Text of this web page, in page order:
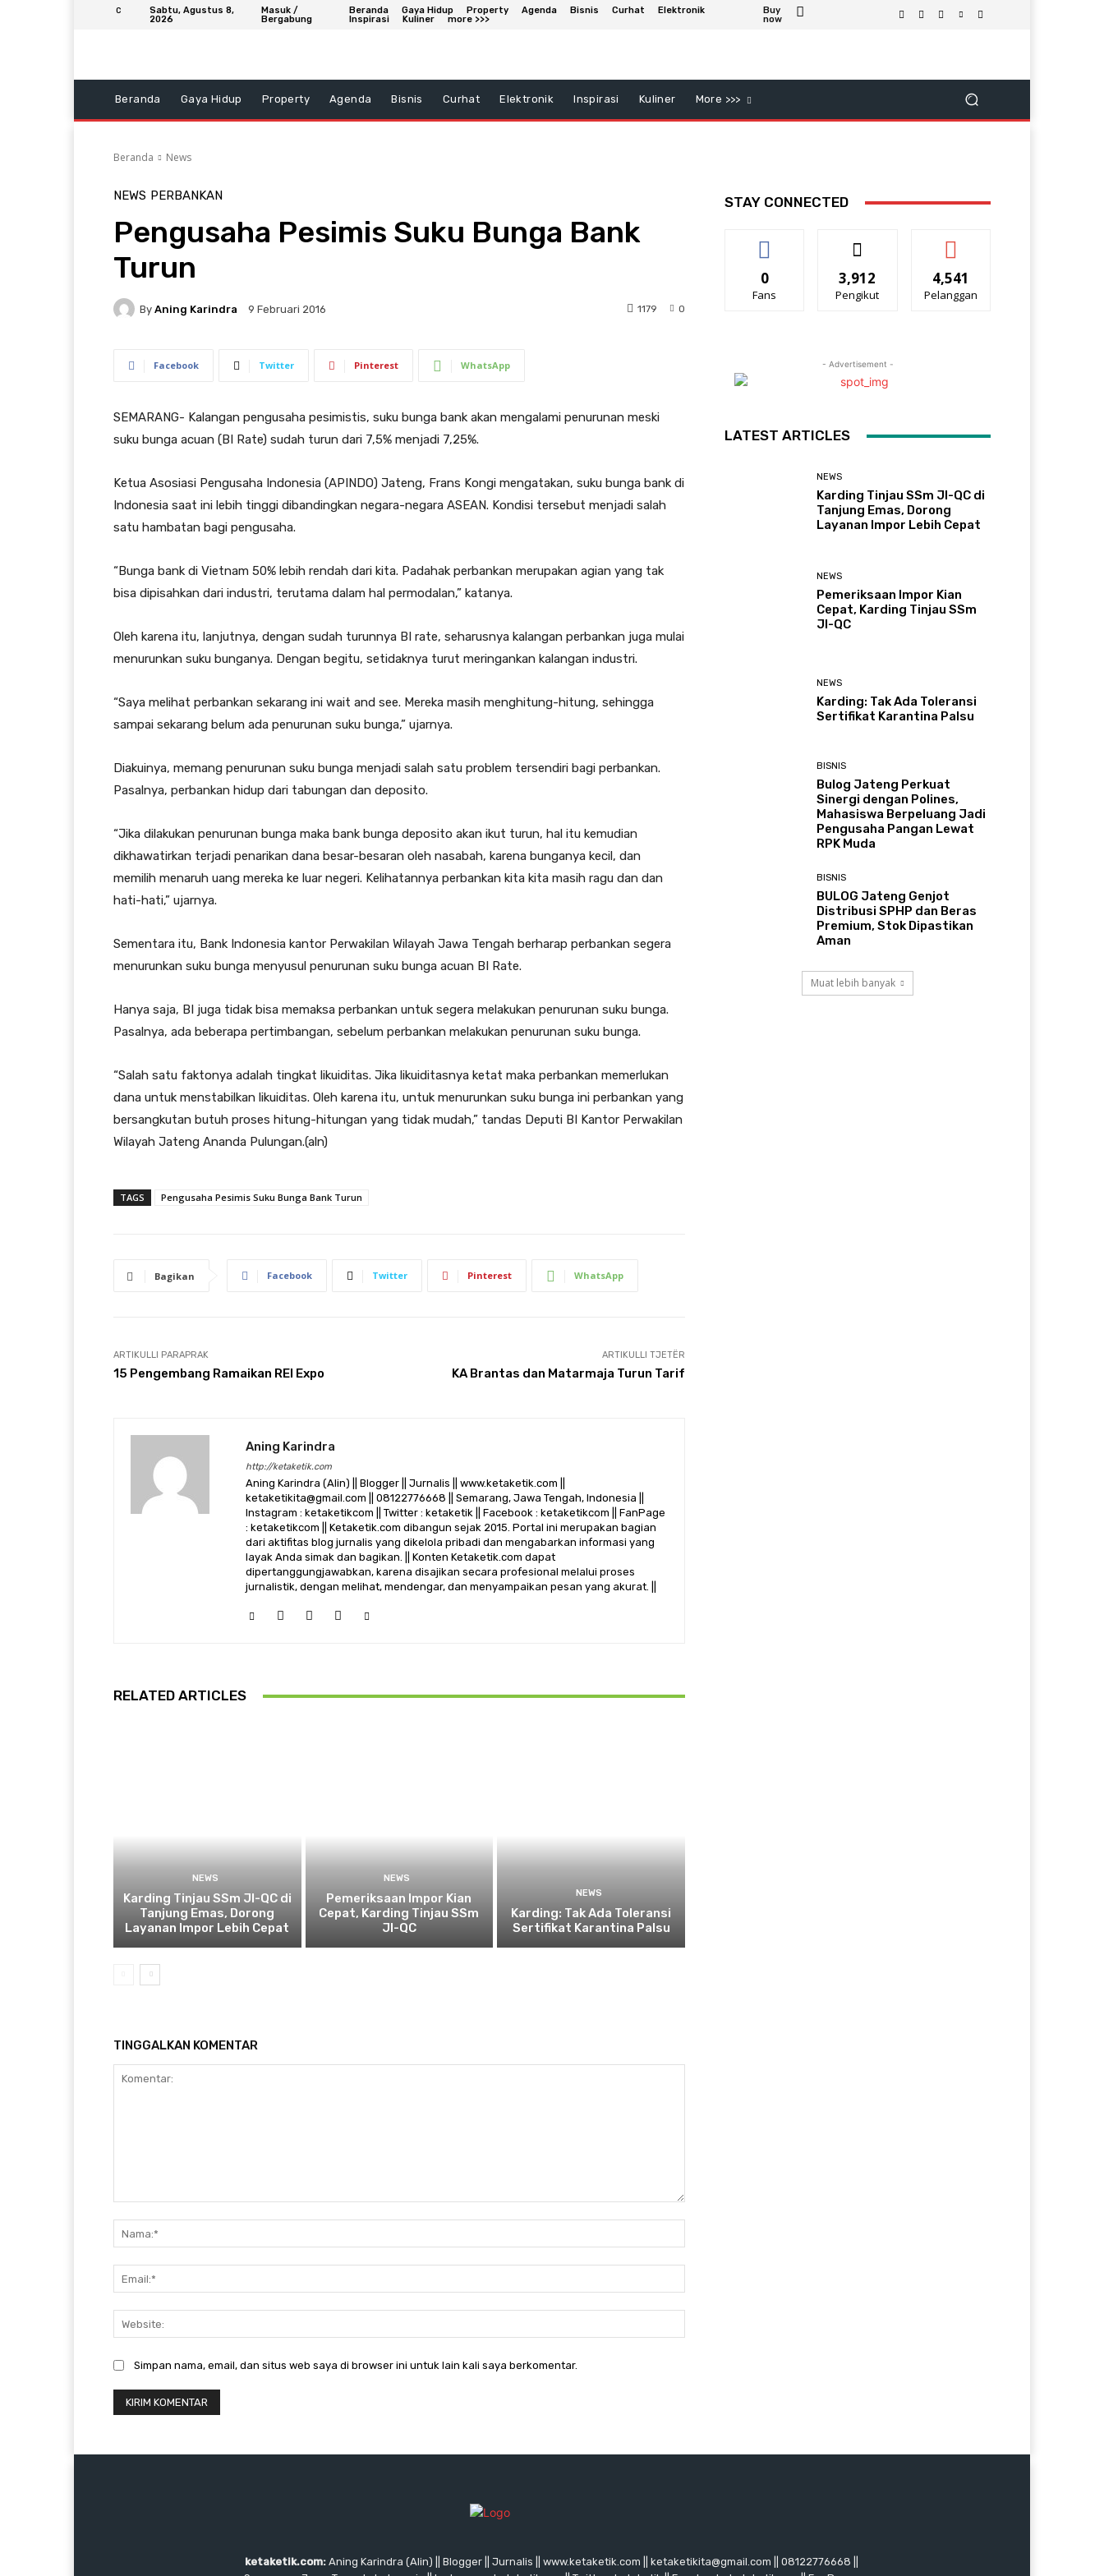
C
Sabtu, Agustus 8,
2026
Masuk /
Bergabung
Beranda Gaya Hidup Property Agenda Bisnis Curhat
Elektronik
Inspirasi
Kuliner more >>>
Buy
now
Beranda Gaya Hidup Property Agenda Bisnis Curhat Elektronik Inspirasi Kuliner More >>>
Beranda News
NEWS PERBANKAN
Pengusaha Pesimis Suku Bunga Bank
Turun
By Aning Karindra 9 Februari 2016 0
1179
Facebook Twitter Pinterest WhatsApp
SEMARANG- Kalangan pengusaha pesimistis, suku bunga bank akan mengalami penurunan meski
suku bunga acuan (BI Rate) sudah turun dari 7,5% menjadi 7,25%.
Ketua Asosiasi Pengusaha Indonesia (APINDO) Jateng, Frans Kongi mengatakan, suku bunga bank di
Indonesia saat ini lebih tinggi dibandingkan negara-negara ASEAN. Kondisi tersebut menjadi salah
satu hambatan bagi pengusaha.
“Bunga bank di Vietnam 50% lebih rendah dari kita. Padahak perbankan merupakan agian yang tak
bisa dipisahkan dari industri, terutama dalam hal permodalan,” katanya.
Oleh karena itu, lanjutnya, dengan sudah turunnya BI rate, seharusnya kalangan perbankan juga mulai
menurunkan suku bunganya. Dengan begitu, setidaknya turut meringankan kalangan industri.
“Saya melihat perbankan sekarang ini wait and see. Mereka masih menghitung-hitung, sehingga
sampai sekarang belum ada penurunan suku bunga,” ujarnya.
Diakuinya, memang penurunan suku bunga menjadi salah satu problem tersendiri bagi perbankan.
Pasalnya, perbankan hidup dari tabungan dan deposito.
“Jika dilakukan penurunan bunga maka bank bunga deposito akan ikut turun, hal itu kemudian
dikhawatirkan terjadi penarikan dana besar-besaran oleh nasabah, karena bunganya kecil, dan
memilih menaruh uang mereka ke luar negeri. Kelihatannya perbankan kita kita masih ragu dan dan
hati-hati,” ujarnya.
Sementara itu, Bank Indonesia kantor Perwakilan Wilayah Jawa Tengah berharap perbankan segera
menurunkan suku bunga menyusul penurunan suku bunga acuan BI Rate.
Hanya saja, BI juga tidak bisa memaksa perbankan untuk segera melakukan penurunan suku bunga.
Pasalnya, ada beberapa pertimbangan, sebelum perbankan melakukan penurunan suku bunga.
“Salah satu faktonya adalah tingkat likuiditas. Jika likuiditasnya ketat maka perbankan memerlukan
dana untuk menstabilkan likuiditas. Oleh karena itu, untuk menurunkan suku bunga ini perbankan yang
bersangkutan butuh proses hitung-hitungan yang tidak mudah,” tandas Deputi BI Kantor Perwakilan
Wilayah Jateng Ananda Pulungan.(aln)
TAGS Pengusaha Pesimis Suku Bunga Bank Turun
Bagikan Facebook Twitter Pinterest WhatsApp
ARTIKULLI PARAPRAK
15 Pengembang Ramaikan REI Expo
ARTIKULLI TJETËR
KA Brantas dan Matarmaja Turun Tarif
Aning Karindra
http://ketaketik.com
Aning Karindra (Alin) || Blogger || Jurnalis || www.ketaketik.com ||
ketaketikita@gmail.com || 08122776668 || Semarang, Jawa Tengah, Indonesia ||
Instagram : ketaketikcom || Twitter : ketaketik || Facebook : ketaketikcom || FanPage
: ketaketikcom || Ketaketik.com dibangun sejak 2015. Portal ini merupakan bagian
dari aktifitas blog jurnalis yang dikelola pribadi dan mengabarkan informasi yang
layak Anda simak dan bagikan. || Konten Ketaketik.com dapat
dipertanggungjawabkan, karena disajikan secara profesional melalui proses
jurnalistik, dengan melihat, mendengar, dan menyampaikan pesan yang akurat. ||
RELATED ARTICLES
NEWS
Karding Tinjau SSm JI-QC di
Tanjung Emas, Dorong
Layanan Impor Lebih Cepat
NEWS
Pemeriksaan Impor Kian
Cepat, Karding Tinjau SSm
JI-QC
NEWS
Karding: Tak Ada Toleransi
Sertifikat Karantina Palsu
TINGGALKAN KOMENTAR
Simpan nama, email, dan situs web saya di browser ini untuk lain kali saya berkomentar.
STAY CONNECTED
0
Fans
3,912
Pengikut
4,541
Pelanggan
- Advertisement -
LATEST ARTICLES
NEWS
Karding Tinjau SSm JI-QC di
Tanjung Emas, Dorong
Layanan Impor Lebih Cepat
NEWS
Pemeriksaan Impor Kian
Cepat, Karding Tinjau SSm
JI-QC
NEWS
Karding: Tak Ada Toleransi
Sertifikat Karantina Palsu
BISNIS
Bulog Jateng Perkuat
Sinergi dengan Polines,
Mahasiswa Berpeluang Jadi
Pengusaha Pangan Lewat
RPK Muda
BISNIS
BULOG Jateng Genjot
Distribusi SPHP dan Beras
Premium, Stok Dipastikan
Aman
Muat lebih banyak
ketaketik.com: Aning Karindra (Alin) || Blogger || Jurnalis || www.ketaketik.com || ketaketikita@gmail.com || 08122776668 ||